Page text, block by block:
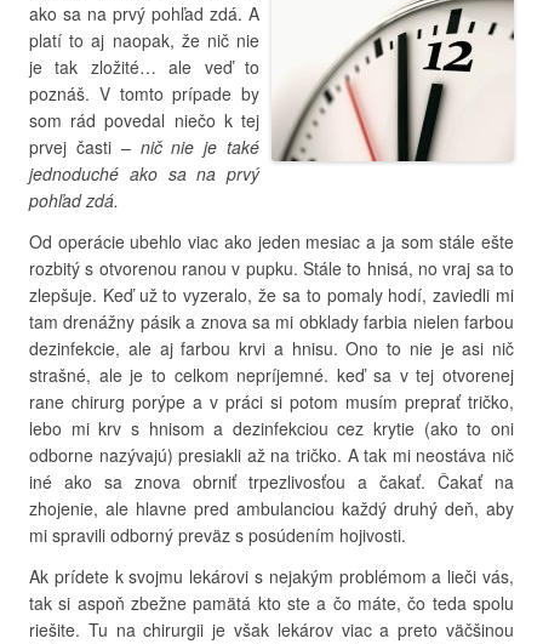
ako sa na prvý pohľad zdá. A
platí to aj naopak, že nič nie
je tak zložité… ale veď to
poznáš. V tomto prípade by
som rád povedal niečo k tej
prvej časti – nič nie je také
jednoduché ako sa na prvý
pohľad zdá.
Od operácie ubehlo viac ako jeden mesiac a ja som stále ešte
rozbitý s otvorenou ranou v pupku. Stále to hnisá, no vraj sa to
zlepšuje. Keď už to vyzeralo, že sa to pomaly hodí, zaviedli mi
tam drenážny pásik a znova sa mi obklady farbia nielen farbou
dezinfekcie, ale aj farbou krvi a hnisu. Ono to nie je asi nič
strašné, ale je to celkom nepríjemné. keď sa v tej otvorenej
rane chirurg porýpe a v práci si potom musím preprať tričko,
lebo mi krv s hnisom a dezinfekciou cez krytie (ako to oni
odborne nazývajú) presiakli až na tričko. A tak mi neostáva nič
iné ako sa znova obrniť trpezlivosťou a čakať. Čakať na
zhojenie, ale hlavne pred ambulanciou každý druhý deň, aby
mi spravili odborný preväz s posúdením hojivosti.
Ak prídete k svojmu lekárovi s nejakým problémom a lieči vás,
tak si aspoň zbežne pamätá kto ste a čo máte, čo teda spolu
riešite. Tu na chirurgii je však lekárov viac a preto väčšinou